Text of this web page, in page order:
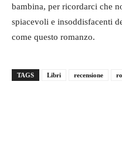
bambina, per ricordarci che
spiacevoli e insoddisfacenti
come questo romanzo.
TAGS Libri recensione